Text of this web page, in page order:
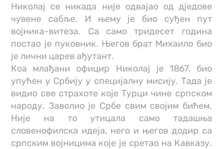
Николај се никада није одвајао од дједове
чувене сабље. И њему је био суђен пут
војника-витеза. Са само тридесет година
постао је пуковник. Његов брат Михаило био
је лични царев ађутант.
Коа млађани официр Николај је 1867. био
упућен у Србију у специјалну мисију. Тада је
видио све страхоте које Турци чине српском
народу. Заволио је Србе свим својим бићем.
Није на то утицала само тадашња
словенофилска идеја, него и његов додир са
српским војницима које је сретао на Кавказу.